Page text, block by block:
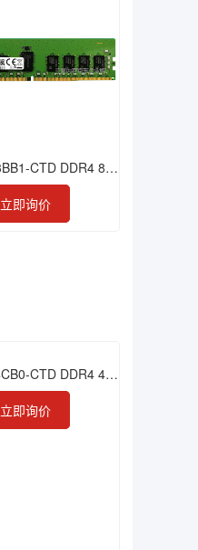
M471A1K43BB1-CTD DDR4 8GB 2666 SODIMM
立即询价
M471A5244CB0-CTD DDR4 4GB 2666 SODIMM
立即询价